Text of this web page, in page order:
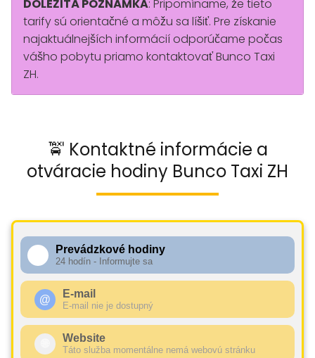
DÔLEŽITÁ POZNÁMKA: Pripomíname, že tieto
tarify sú orientačné a môžu sa líšiť. Pre získanie
najaktuálnejších informácií odporúčame počas
vášho pobytu priamo kontaktovať Bunco Taxi
ZH.
🚖 Kontaktné informácie a
otváracie hodiny Bunco Taxi ZH
Prevádzkové hodiny
24 hodín - Informujte sa
@ E-mail
E-mail nie je dostupný
Website
Táto služba momentálne nemá webovú stránku